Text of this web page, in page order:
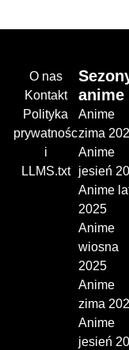
O nas
Kontakt
Polityka
prywatnośc
i
LLMS.txt
anime
Anime
zima
Anime
jesień
Anime
2025
Anime
wiosna
2025
Anime
zima
Anime
jesień